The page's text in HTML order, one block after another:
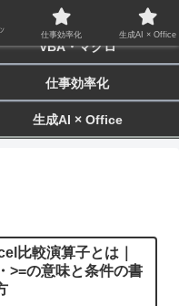
VBA・マクロ
仕事効率化
生成AI × Office
比較演算子とは｜
>=の意味と条件の書
仕事効率化 生成AI × Office